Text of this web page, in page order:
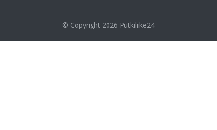
© Copyright 2026 Putkiliike24